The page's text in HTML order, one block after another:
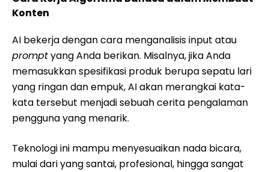
Konten
AI bekerja dengan cara menganalisis input atau
promptyang Anda berikan. Misalnya, jika Anda
memasukkan spesifikasi produk berupa sepatu lari
yang ringan dan empuk, AI akan merangkai kata-
kata tersebut menjadi sebuah cerita pengalaman
pengguna yang menarik.
Teknologi ini mampu menyesuaikan nada bicara,
mulai dari yang santai, profesional, hingga sangat